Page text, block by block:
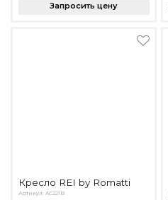
Запросить цену
Кресло REI by Romatti
Артикул: AC221B